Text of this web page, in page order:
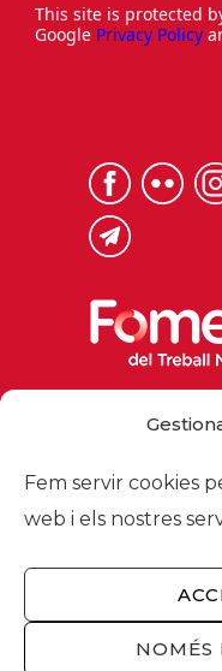
Fem servir cookies
web i els nostres
NOMÉS
This site is protected
Google Privacy Policy
© 2026 -
Nosaltres